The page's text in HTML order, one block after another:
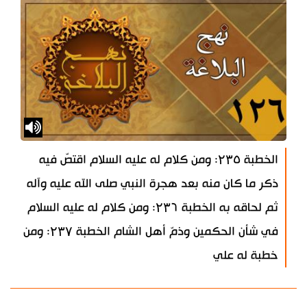
الخطبة ۲۳٥: ومن كلام له عليه السلام اقتصّ فيه
ذكر ما كان منه بعد هجرة النبي صلى الله عليه وآله
ثم لحاقه به الخطبة ۲۳٦: ومن كلام له عليه السلام
في شأن الحكمين وذمّ أهل الشام الخطبة ۲۳۷: ومن
خطبة له علي